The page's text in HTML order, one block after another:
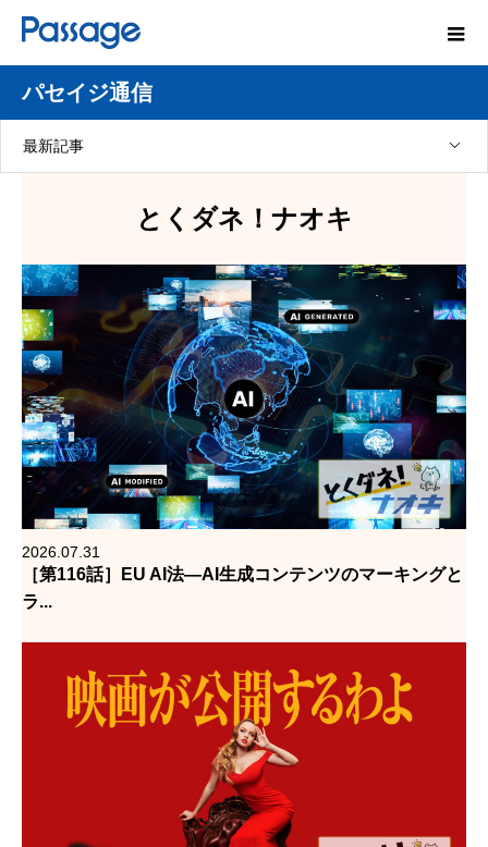
パセイジ通信
最新記事
とくダネ！ナオキ
2026.07.31
［第116話］EU AI法―AI生成コンテンツのマーキングと
ラ...